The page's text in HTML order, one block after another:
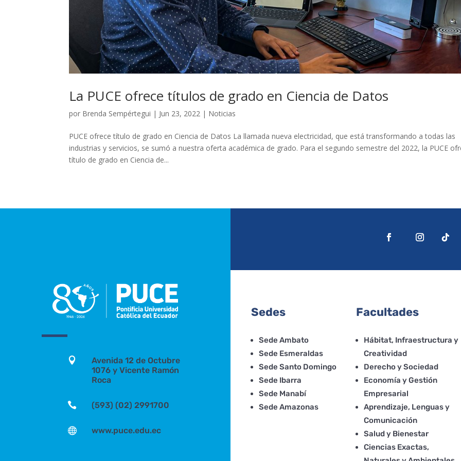
La PUCE ofrece títulos de grado en Ciencia de Datos
por Brenda Sempértegui | Jun 23, 2022 | Noticias
PUCE ofrece título de grado en Ciencia de Datos La llamada nueva electricidad, que está transformando a todas las
industrias y servicios, se sumó a nuestra oferta académica de grado. Para el segundo semestre del 2022, la PUCE
título de grado en Ciencia de...

Avenida 12 de Octubre
1076 y Vicente Ramón
Roca
 (593) (02) 2991700
 www.puce.edu.ec
Sedes
Sede Ambato
Sede Esmeraldas
Sede Santo Domingo
Sede Ibarra
Sede Manabí
Sede Amazonas
Facultades
Hábitat, Infraestructura y
Creatividad
Derecho y Sociedad
Economía y Gestión
Empresarial
Aprendizaje, Lenguas y
Comunicación
Salud y Bienestar
Ciencias Exactas,